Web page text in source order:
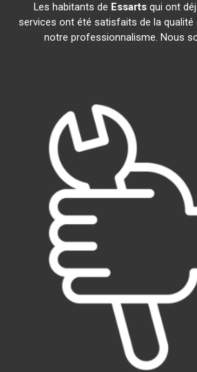
Les habitants de Essartsqui ont
services ont été satisfaits de la qualité
notre professionnalisme. Nous